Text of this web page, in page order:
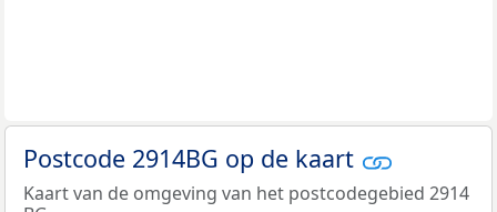
Postcode 2914BG op de kaart
Kaart van de omgeving van het postcodegebied 2914